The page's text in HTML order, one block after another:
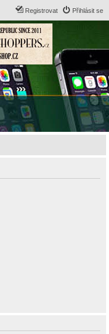
Přihlásit se
Registrovat